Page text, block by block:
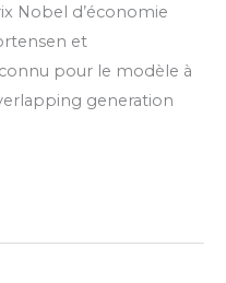
Nobel d’économie
et
pour le modèle à
generation